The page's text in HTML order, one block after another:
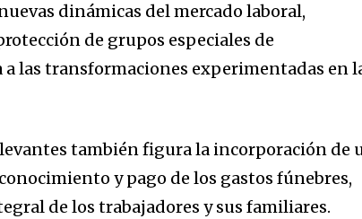
dinámicas del mercado laboral,
de grupos especiales de
las transformaciones experimentadas en
también figura la incorporación de
y pago de los gastos fúnebres,
de los trabajadores y sus familiares.